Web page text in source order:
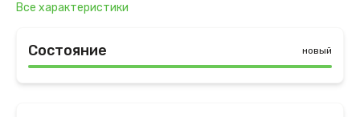
Все характеристики
Состояние новый